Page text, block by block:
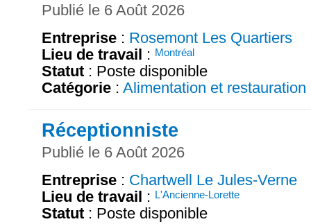
Publié le 6 Août 2026
Entreprise : Rosemont Les Quartiers
Lieu de travail : Montréal
Statut : Poste disponible
Catégorie : Alimentation et restauration
Réceptionniste
Publié le 6 Août 2026
Entreprise : Chartwell Le Jules-Verne
Lieu de travail : L'Ancienne-Lorette
Statut : Poste disponible